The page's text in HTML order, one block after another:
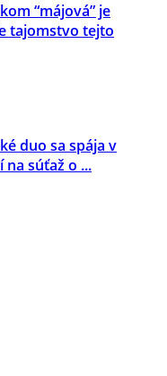
“májová” je
tajomstvo tejto
duo sa spája v
súťaž o ...